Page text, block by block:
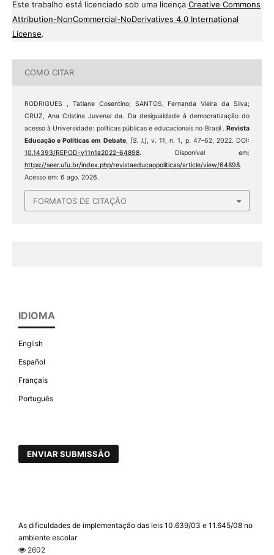
Este trabalho está licenciado sob uma licença Creative Commons
Attribution-NonCommercial-NoDerivatives 4.0 International
License.
COMO CITAR
RODRIGUES , Tatiane Cosentino; SANTOS, Fernanda Vieira da Silva;
CRUZ, Ana Cristina Juvenal da. Da desigualdade à democratização do
acesso à Universidade: políticas públicas e educacionais no Brasil .Revista
Educação e Políticas em Debate, [S. l.], v. 11, n. 1, p. 47–62, 2022. DOI:
10.14393/REPOD-v11n1a2022-64898. Disponível em:
https://seer.ufu.br/index.php/revistaeducaopoliticas/article/view/64898.
Acesso em: 6 ago. 2026.
FORMATOS DE CITAÇÃO
IDIOMA
English
Español
Français
Português
ENVIAR SUBMISSÃO
As dificuldades de implementação das leis 10.639/03 e 11.645/08 no
ambiente escolar
2602